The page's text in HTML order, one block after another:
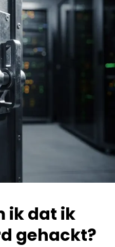
ik dat ik
gehackt?